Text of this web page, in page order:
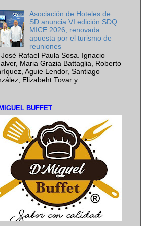
Asociación de Hoteles de
SD anuncia VI edición SDQ
MICE 2026, renovada
apuesta por el turismo de
reuniones
José Rafael Paula Sosa. Ignacio
Maria Grazia Battaglia, Roberto
Aguie Lendor, Santiago
Elizabeht Tovar y ...
BUFFET